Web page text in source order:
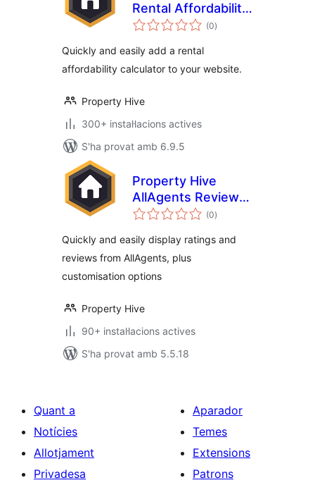
Rental Affordability
Calculator
(0puntuacions
totals
)
Quickly and easily add a rental
affordability calculator to your website.
Property Hive
300+ instal·lacions actives
S'ha provat amb 6.9.5
Property Hive
AllAgents Review
Embed
(0puntuacions
totals
)
Quickly and easily display ratings and
reviews from AllAgents, plus
customisation options
Property Hive
90+ instal·lacions actives
S'ha provat amb 5.5.18
Quant a
Notícies
Allotjament
Privadesa
Aparador
Temes
Extensions
Patrons